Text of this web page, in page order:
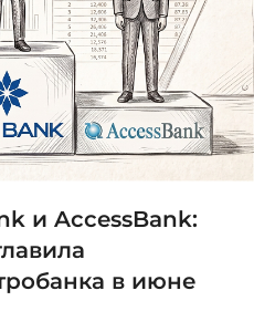
и AccessBank:
в июне